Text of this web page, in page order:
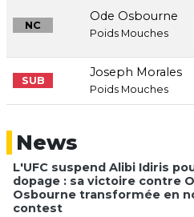
NC
Ode Osbourne
Poids Mouches
SUB
Joseph Morales
Poids Mouches
News
L'UFC suspend Alibi Idiris
dopage : sa victoire contre
Osbourne transformée en
contest